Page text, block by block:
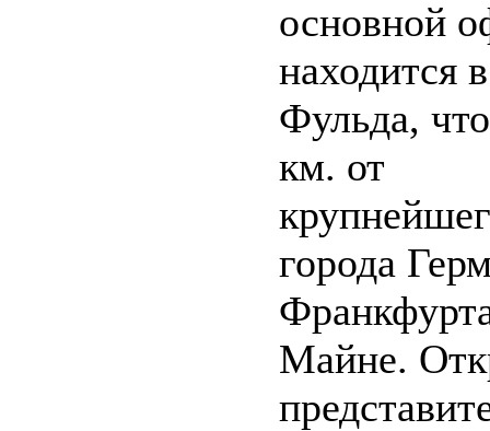
основной
находится
Фульда,
км. от
города
Майне.